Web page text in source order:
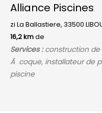
Alliance Piscines
zi La Ballastiere, 33500
16,2 kmde
Services :construction de
Ã coque, installateur de
piscine